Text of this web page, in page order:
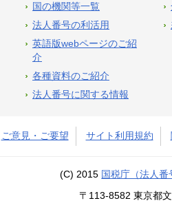
国の機関等一覧
法人番号の利活用
英語版webページのご紹
介
各種資料のご紹介
法人番号に関する情報
ご意見・ご要望 サイト利用規約
(C) 2015 国税庁（法人番
〒113-8582 東京都